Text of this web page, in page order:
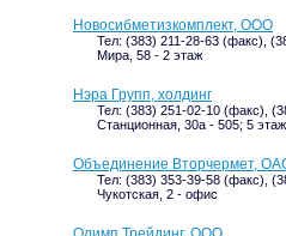
Новосибметизкомплект, ООО
Тел: (383) 211-28-63 (факс),
Мира, 58 - 2 этаж
Нэра Групп, холдинг
Тел: (383) 251-02-10 (факс),
Станционная, 30а - 505; 5 этаж
Объединение Вторчермет,
Тел: (383) 353-39-58 (факс),
Чукотская, 2 - офис